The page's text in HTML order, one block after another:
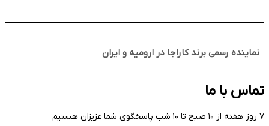
نماینده رسمی برند کاراجا در ارومیه و ایران
تماس با ما
۷ روز هفته از ۱۰ صبح تا ۱۰ شب پاسخگوی شما عزیزان هستیم